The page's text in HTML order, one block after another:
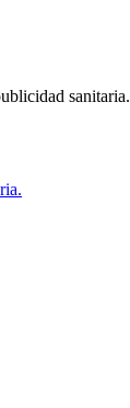
sanitaria.